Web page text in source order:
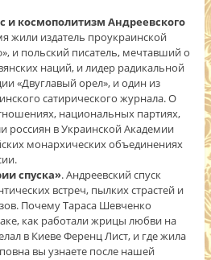
и космополитизм Андреевского
жили издатель проукраинской
и польский писатель, мечтавший о
наций, и лидер радикальной
«Двуглавый орел», и один из
сатирического журнала. О
национальных партиях,
россиян в Украинской Академии
монархических объединениях
спуска». Андреевский спуск
встреч, пылких страстей и
Почему Тараса Шевченко
как работали жрицы любви на
в Киеве Ференц Лист, и где жила
вы узнаете после нашей